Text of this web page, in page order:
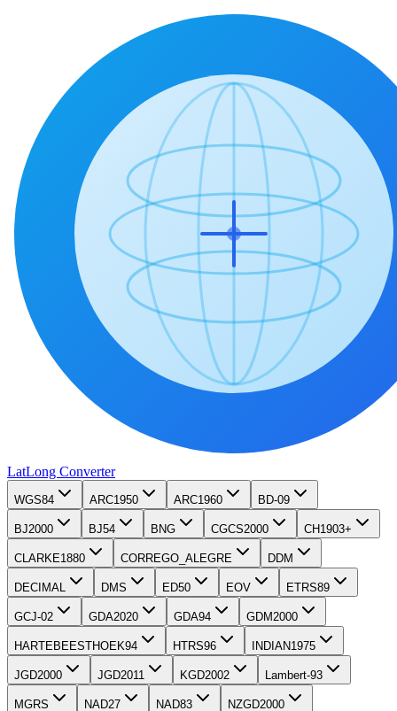
LatLong Converter
WGS84 ARC1950 ARC1960 BD-09
BJ2000 BJ54 BNG CGCS2000 CH1903+
CLARKE1880 CORREGO_ALEGRE DDM
DECIMAL DMS ED50 EOV ETRS89
GCJ-02 GDA2020 GDA94 GDM2000
HARTEBEESTHOEK94 HTRS96 INDIAN1975
JGD2000 JGD2011 KGD2002 Lambert-93
MGRS NAD27 NAD83 NZGD2000